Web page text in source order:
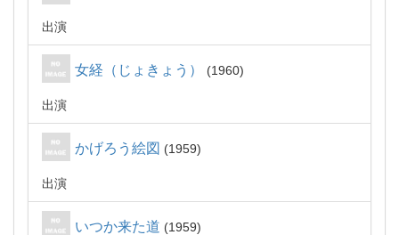
出演
女経（じょきょう） 1960
出演
かげろう絵図 1959
出演
いつか来た道 1959